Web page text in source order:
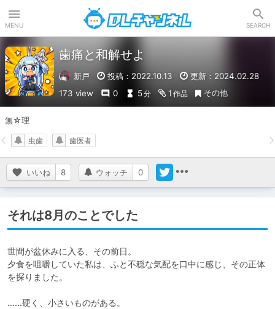
MENU SEARCH
歯痛と和解せよ
新戸 投稿：2022.10.13
更新：2024.02.28
173 view
0 5分 1 作品 その他
無☆理
いいね 8 ウォッチ 0
虫歯 歯医者
それは8月のことでした
世間が盆休みに入る、その前日。
夕食を咀嚼していた私は、ふと不穏な気配を口中に感じ、その正体
を探りました。
……硬く、小さいものがある。